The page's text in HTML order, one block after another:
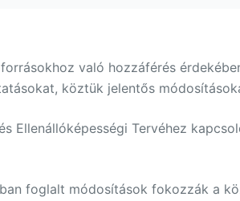
való hozzáférés
köztük jelentős
Ellenállóképességi Tervéhez
foglalt módosítások fokozzák a